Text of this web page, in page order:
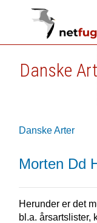
Danske
Danske Arter
Morten Dd
Herunder er det
bl.a. årsartslister,